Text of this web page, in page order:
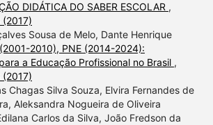
DIDÁTICA DO SABER ESCOLAR ,
(2017)
Sousa de Melo, Dante Henrique
2010), PNE (2014-2024):
a Educação Profissional no Brasil ,
(2017)
Chagas Silva Souza, Elvira Fernandes de
Aleksandra Nogueira de Oliveira
Carlos da Silva, João Fredson da